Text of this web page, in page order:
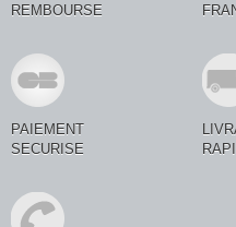
REMBOURSE
PAIEMENT
SECURISE